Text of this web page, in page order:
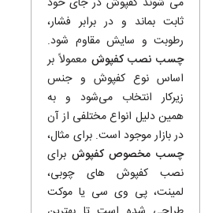
ثابت بماند و در برابر فشار،
رطوبت و سایش مقاوم شود.
چسب نصب کفپوش معمولاً بر
اساس نوع کفپوش و جنس
زیرکار انتخاب می‌شود و به
همین دلیل انواع مختلفی از آن
در بازار موجود است. برای مثال،
چسب مخصوص کفپوش برای
نصب کفپوش ‌های چوبی،
لمینت، پی‌ وی ‌سی یا موکت